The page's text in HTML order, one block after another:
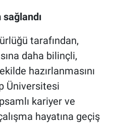
tarafından,
daha bilinçli,
hazırlanmasını
Üniversitesi
kariyer ve
hayatına geçiş